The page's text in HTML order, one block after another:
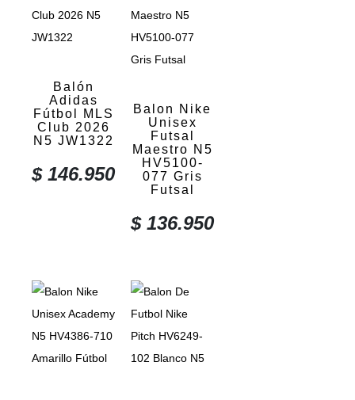
Balón
Adidas
Fútbol MLS
Club 2026
N5 JW1322
$146.950
Balon Nike
Unisex
Futsal
Maestro N5
HV5100-
077 Gris
Futsal
$136.950